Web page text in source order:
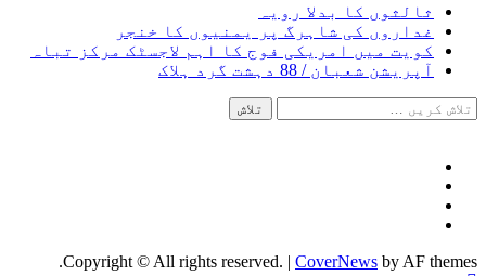
ثالثوں کا بدلا رویہ
غداروں کی شاہرگ پر یمنیوں کا خنجر
کویت میں امریکی فوج کا اہم لاجسٹک مرکز تباہ
آپریشن شعبان / 88 دہشت گرد ہلاک
تلاش
کریں
Copyright © All rights reserved. | CoverNews by AF themes.